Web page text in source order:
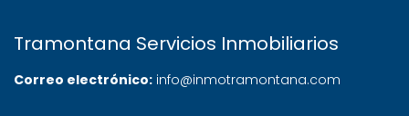
Tramontana Servicios Inmobiliarios
Correo electrónico: info@inmotramontana.com